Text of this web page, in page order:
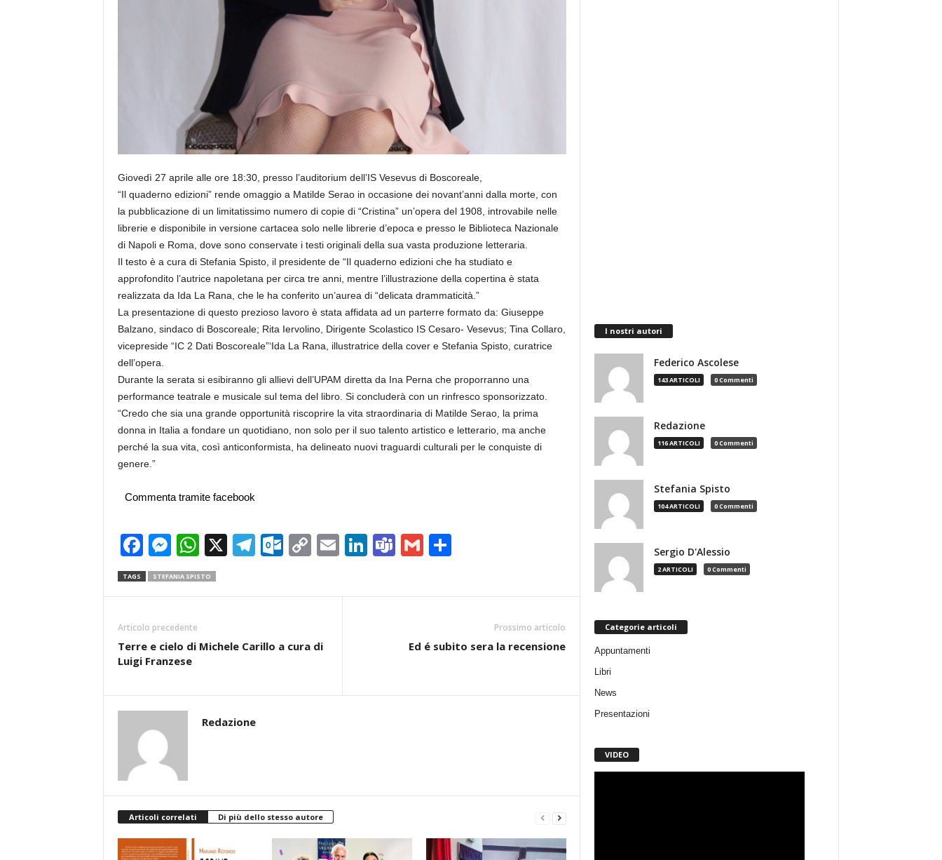
Giovedì 27 aprile alle ore 18:30, presso l’auditorium dell’IS Vesevus di Boscoreale,
“Il quaderno edizioni” rende omaggio a Matilde Serao in occasione dei novant’anni dalla morte, con
la pubblicazione di un limitatissimo numero di copie di “Cristina” un’opera del 1908, introvabile nelle
librerie e disponibile in versione cartacea solo nelle librerie d’epoca e presso le Biblioteca Nazionale
di Napoli e Roma, dove sono conservate i testi originali della sua vasta produzione letteraria.
Il testo è a cura di Stefania Spisto, il presidente de “Il quaderno edizioni che ha studiato e
approfondito l’autrice napoletana per circa tre anni, mentre l’illustrazione della copertina è stata
realizzata da Ida La Rana, che le ha conferito un’aurea di “delicata drammaticità.”
La presentazione di questo prezioso lavoro è stata affidata ad un parterre formato da: Giuseppe
Balzano, sindaco di Boscoreale; Rita Iervolino, Dirigente Scolastico IS Cesaro- Vesevus; Tina Collaro,
vicepreside “IC 2 Dati Boscoreale”‘Ida La Rana, illustratrice della cover e Stefania Spisto, curatrice
dell’opera.
Durante la serata si esibiranno gli allievi dell’UPAM diretta da Ina Perna che proporranno una
performance teatrale e musicale sul tema del libro. Si concluderà con un rinfresco sponsorizzato.
“Credo che sia una grande opportunità riscoprire la vita straordinaria di Matilde Serao, la prima
donna in Italia a fondare un quotidiano, non solo per il suo talento artistico e letterario, ma anche
perché la sua vita, così anticonformista, ha delineato nuovi traguardi culturali per le conquiste di
genere.”
Commenta tramite facebook
Facebook
Messenger
WhatsApp
X Telegram
Outlook.com
CopyEmailLinkedIn
TeamsGmail
TAGS STEFANIA SPISTO
Articolo precedente
Terre e cielo di Michele Carillo a cura di
Luigi Franzese
Prossimo articolo
Ed é subito sera la recensione
Redazione
Articoli correlati Di più dello stesso autore
I nostri autori
Federico Ascolese
143 ARTICOLI 0 Commenti
Redazione
116 ARTICOLI 0 Commenti
Stefania Spisto
104 ARTICOLI 0 Commenti
Sergio D'Alessio
2 ARTICOLI 0 Commenti
Categorie articoli
Appuntamenti
Libri
News
Presentazioni
VIDEO